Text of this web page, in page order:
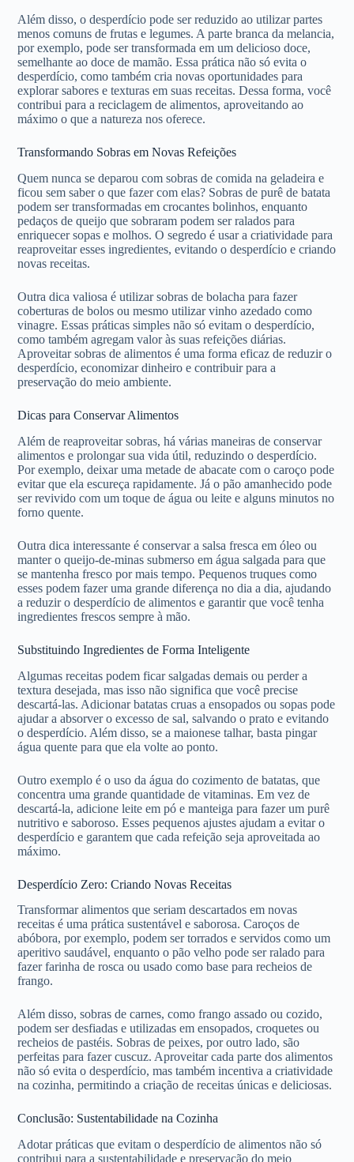
Além disso, o desperdício pode ser reduzido ao utilizar partes
menos comuns de frutas e legumes. A parte branca da melancia,
por exemplo, pode ser transformada em um delicioso doce,
semelhante ao doce de mamão. Essa prática não só evita o
desperdício, como também cria novas oportunidades para
explorar sabores e texturas em suas receitas. Dessa forma, você
contribui para a reciclagem de alimentos, aproveitando ao
máximo o que a natureza nos oferece.
Transformando Sobras em Novas Refeições
Quem nunca se deparou com sobras de comida na geladeira e
ficou sem saber o que fazer com elas? Sobras de purê de batata
podem ser transformadas em crocantes bolinhos, enquanto
pedaços de queijo que sobraram podem ser ralados para
enriquecer sopas e molhos. O segredo é usar a criatividade para
reaproveitar esses ingredientes, evitando o desperdício e criando
novas receitas.
Outra dica valiosa é utilizar sobras de bolacha para fazer
coberturas de bolos ou mesmo utilizar vinho azedado como
vinagre. Essas práticas simples não só evitam o desperdício,
como também agregam valor às suas refeições diárias.
Aproveitar sobras de alimentos é uma forma eficaz de reduzir o
desperdício, economizar dinheiro e contribuir para a
preservação do meio ambiente.
Dicas para Conservar Alimentos
Além de reaproveitar sobras, há várias maneiras de conservar
alimentos e prolongar sua vida útil, reduzindo o desperdício.
Por exemplo, deixar uma metade de abacate com o caroço pode
evitar que ela escureça rapidamente. Já o pão amanhecido pode
ser revivido com um toque de água ou leite e alguns minutos no
forno quente.
Outra dica interessante é conservar a salsa fresca em óleo ou
manter o queijo-de-minas submerso em água salgada para que
se mantenha fresco por mais tempo. Pequenos truques como
esses podem fazer uma grande diferença no dia a dia, ajudando
a reduzir o desperdício de alimentos e garantir que você tenha
ingredientes frescos sempre à mão.
Substituindo Ingredientes de Forma Inteligente
Algumas receitas podem ficar salgadas demais ou perder a
textura desejada, mas isso não significa que você precise
descartá-las. Adicionar batatas cruas a ensopados ou sopas pode
ajudar a absorver o excesso de sal, salvando o prato e evitando
o desperdício. Além disso, se a maionese talhar, basta pingar
água quente para que ela volte ao ponto.
Outro exemplo é o uso da água do cozimento de batatas, que
concentra uma grande quantidade de vitaminas. Em vez de
descartá-la, adicione leite em pó e manteiga para fazer um purê
nutritivo e saboroso. Esses pequenos ajustes ajudam a evitar o
desperdício e garantem que cada refeição seja aproveitada ao
máximo.
Desperdício Zero: Criando Novas Receitas
Transformar alimentos que seriam descartados em novas
receitas é uma prática sustentável e saborosa. Caroços de
abóbora, por exemplo, podem ser torrados e servidos como um
aperitivo saudável, enquanto o pão velho pode ser ralado para
fazer farinha de rosca ou usado como base para recheios de
frango.
Além disso, sobras de carnes, como frango assado ou cozido,
podem ser desfiadas e utilizadas em ensopados, croquetes ou
recheios de pastéis. Sobras de peixes, por outro lado, são
perfeitas para fazer cuscuz. Aproveitar cada parte dos alimentos
não só evita o desperdício, mas também incentiva a criatividade
na cozinha, permitindo a criação de receitas únicas e deliciosas.
Conclusão: Sustentabilidade na Cozinha
Adotar práticas que evitam o desperdício de alimentos não só
contribui para a sustentabilidade e preservação do meio